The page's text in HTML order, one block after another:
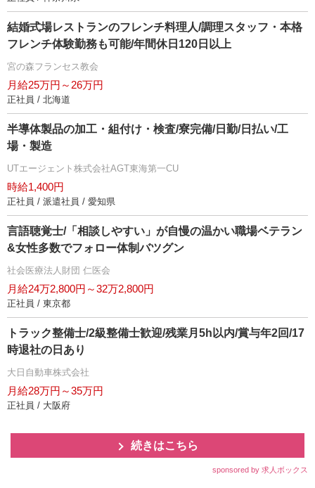
結婚式場レストランのフレンチ料理人/調理スタッフ・本格
フレンチ体験勤務も可能/年間休日120日以上
宮の森フランセス教会
月給25万円～26万円
正社員 / 北海道
半導体製品の加工・組付け・検査/寮完備/日勤/日払い/工
場・製造
UTエージェント株式会社AGT東海第一CU
時給1,400円
正社員 / 派遣社員 / 愛知県
言語聴覚士/「相談しやすい」が自慢の温かい職場ベテラン
&女性多数でフォロー体制バツグン
社会医療法人財団 仁医会
月給24万2,800円～32万2,800円
正社員 / 東京都
トラック整備士/2級整備士歓迎/残業月5h以内/賞与年2回/17
時退社の日あり
大日自動車株式会社
月給28万円～35万円
正社員 / 大阪府
続きはこちら
sponsored by 求人ボックス